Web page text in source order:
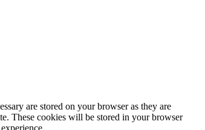
are stored on your browser as they are
These cookies will be stored in your browser